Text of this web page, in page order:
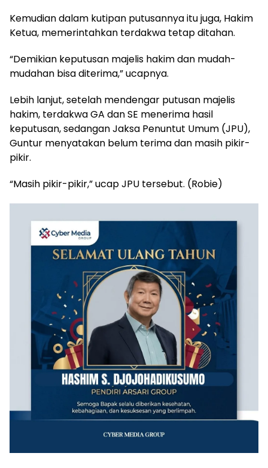
Kemudian dalam kutipan putusannya itu juga, Hakim
Ketua, memerintahkan terdakwa tetap ditahan.
“Demikian keputusan majelis hakim dan mudah-
mudahan bisa diterima,” ucapnya.
Lebih lanjut, setelah mendengar putusan majelis
hakim, terdakwa GA dan SE menerima hasil
keputusan, sedangan Jaksa Penuntut Umum (JPU),
Guntur menyatakan belum terima dan masih pikir-
pikir.
“Masih pikir-pikir,” ucap JPU tersebut. (Robie)